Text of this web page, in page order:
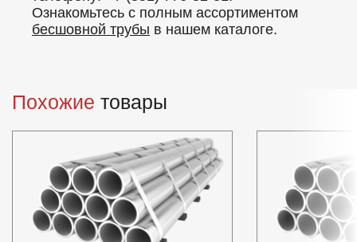
Ознакомьтесь с полным ассортиментом
бесшовной трубы в нашем каталоге.
Похожие товары